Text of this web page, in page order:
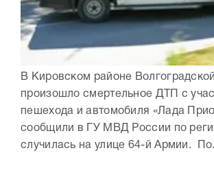
В Кировском районе
произошло смертельное ДТП с
пешехода и автомобиля «Лада
сообщили в ГУ МВД России по
случилась на улице 64-й Армии.